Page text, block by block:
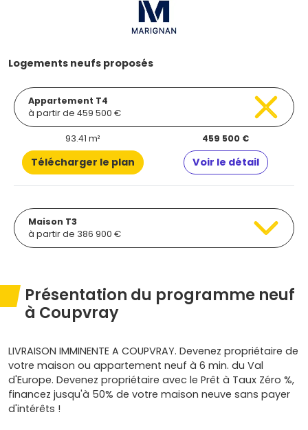
Logements neufs proposés
Appartement T4
à partir de 459 500 €
93.41 m² 459 500 €
Télécharger le plan Voir le détail
Maison T3
à partir de 386 900 €
Présentation du programme neuf
à Coupvray
LIVRAISON IMMINENTE A COUPVRAY. Devenez propriétaire de
votre maison ou appartement neuf à 6 min. du Val
d'Europe. Devenez propriétaire avec le Prêt à Taux Zéro %,
financez jusqu'à 50% de votre maison neuve sans payer
d'intérêts !